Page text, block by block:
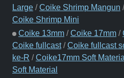
Large /Coike Shrimp Mangun
Coike Shrimp Mini
Coike 13mm /Coike 17mm /
Coike fullcast/Coike fullcast
ke-R /Coike17mm Soft Material
Soft Material